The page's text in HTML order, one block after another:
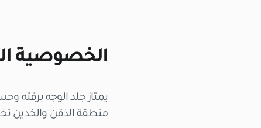
الخصوصية
يمتاز جلد الوجه برقته
منطقة الذقن والخدين